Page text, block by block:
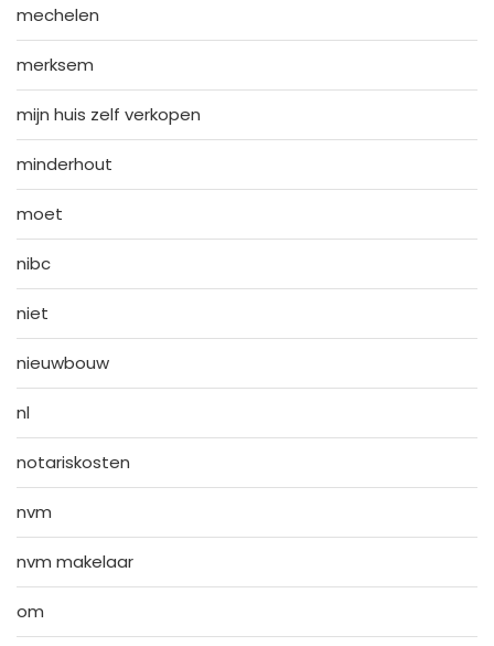
mechelen
merksem
mijn huis zelf verkopen
minderhout
moet
nibc
niet
nieuwbouw
nl
notariskosten
nvm
nvm makelaar
om